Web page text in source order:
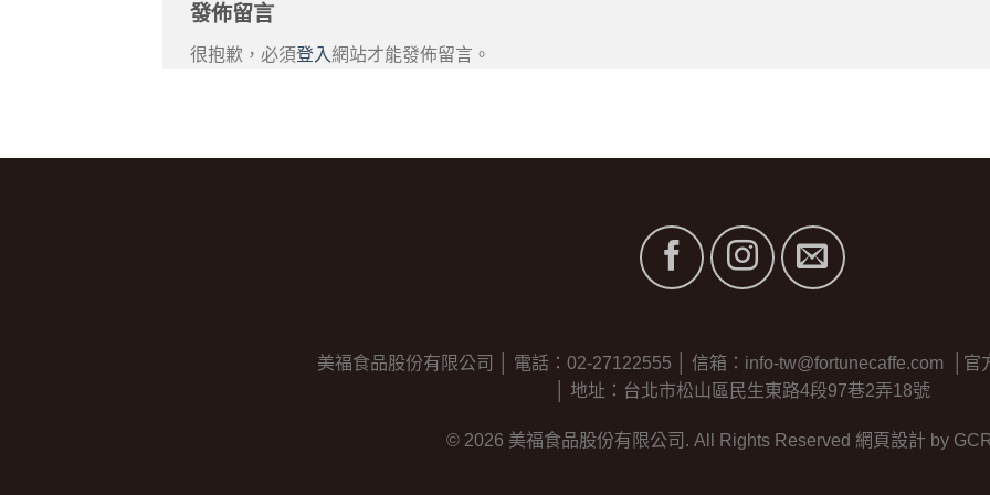
發佈留言
很抱歉，必須登入網站才能發佈留言。
美福食品股份有限公司 │ 電話：02-27122555 │ 信箱：info-tw@fortunecaffe.com │官
│ 地址：台北市松山區民生東路4段97巷2弄18號
© 2026 美福食品股份有限公司. All Rights Reserved 網頁設計by